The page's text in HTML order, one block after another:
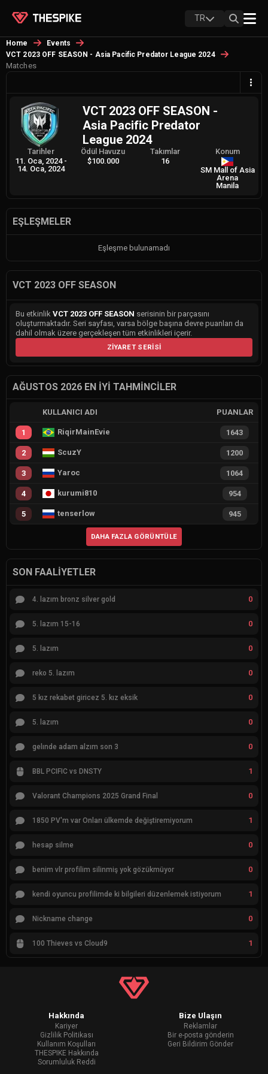
TR
Home
Events
VCT 2023 OFF SEASON - Asia Pacific Predator League 2024
Matches
VCT 2023 OFF SEASON -
Asia Pacific Predator
League 2024
Tarihler
11. Oca, 2024 -
14. Oca, 2024
Ödül Havuzu
$100.000
Takımlar
16
Konum
SM Mall of Asia
Arena
Manila
EŞLEŞMELER
Eşleşme bulunamadı
VCT 2023 OFF SEASON
Bu etkinlik VCT 2023 OFF SEASON serisinin bir parçasını
oluşturmaktadır. Seri sayfası, varsa bölge başına devre puanları da
dahil olmak üzere gerçekleşen tüm etkinlikleri içerir.
ZIYARET SERISI
AĞUSTOS 2026 EN İYI TAHMINCILER
KULLANICI ADI PUANLAR
1 RiqirMainEvie 1643
2 ScuzY 1200
3 Yaroc 1064
4 kurumi810 954
5 tenserlow 945
DAHA FAZLA GÖRÜNTÜLE
SON FAALIYETLER
4. lazım bronz silver gold 0
5. lazım 15-16 0
5. lazım 0
reko 5. lazım 0
5 kız rekabet giricez 5. kız eksik 0
5. lazım 0
gelınde adam alzım son 3 0
BBL PCIFIC vs DNSTY 1
Valorant Champions 2025 Grand Final 0
1850 PV'm var Onları ülkemde değiştiremiyorum 1
hesap silme 0
benim vlr profilim silinmiş yok gözükmüyor 0
kendi oyuncu profilimde ki bilgileri düzenlemek istiyorum 1
Nickname change 0
100 Thieves vs Cloud9 1
Hakkında
Kariyer
Gizlilik Politikası
Kullanım Koşulları
THESPIKE Hakkında
Sorumluluk Reddi
Bize Ulaşın
Reklamlar
Bir e-posta gönderin
Geri Bildirim Gönder